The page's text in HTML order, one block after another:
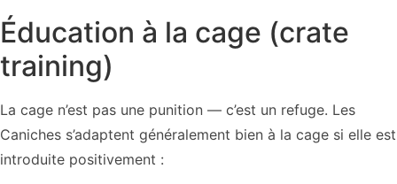
Éducation à la cage (crate
training)
La cage n’est pas une punition — c’est un refuge. Les
Caniches s’adaptent généralement bien à la cage si elle est
introduite positivement :